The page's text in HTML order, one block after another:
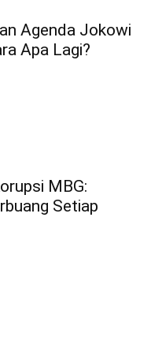
Agenda Jokowi
Apa Lagi?
MBG:
Setiap